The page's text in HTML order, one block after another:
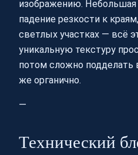
изображению. Небольшая
падение резкости к
светлых участках — всё
уникальную текстуру
потом сложно подделать
же органично.
—
Технический